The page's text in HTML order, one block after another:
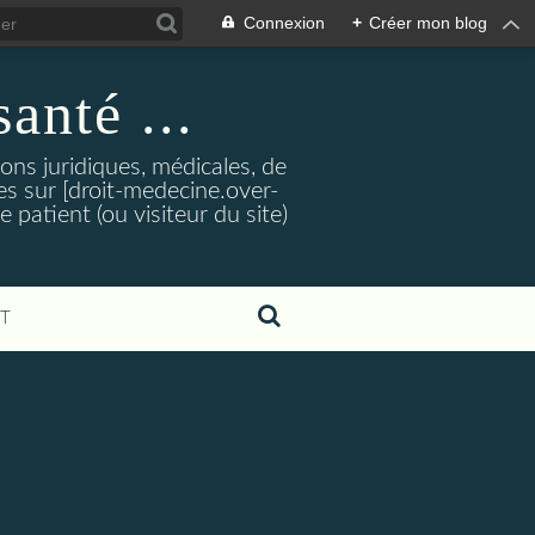
Connexion + Créer mon blog
...
juridiques, médicales, de
sur [droit-medecine.over-
patient (ou visiteur du site)